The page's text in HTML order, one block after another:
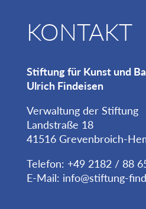
KONTAKT
Stiftung für Kunst und
Ulrich Findeisen
Verwaltung der Stiftung
Landstraße 18
41516 Grevenbroich-
Telefon: +49 2182 / 88
E-Mail: info@stiftung-